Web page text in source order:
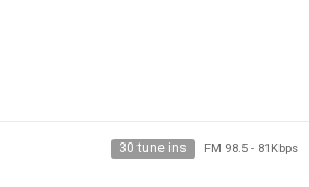
30 tune ins FM 98.5- 81Kbps